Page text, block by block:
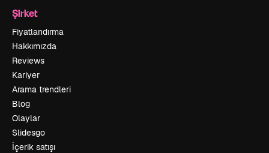
Şirket
Fiyatlandırma
Hakkımızda
Reviews
Kariyer
Arama trendleri
Blog
Olaylar
Slidesgo
İçerik satışı